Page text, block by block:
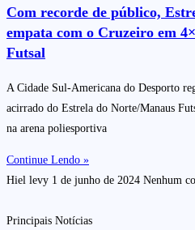
Com recorde de público,
empata com o Cruzeiro em
Futsal
A Cidade Sul-Americana do Desporto
acirrado do Estrela do Norte/Manaus
na arena poliesportiva
Continue Lendo »
Hiel levy 1 de junho de 2024 Nenhum
Principais Notícias